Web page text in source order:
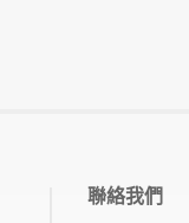
聯絡我們